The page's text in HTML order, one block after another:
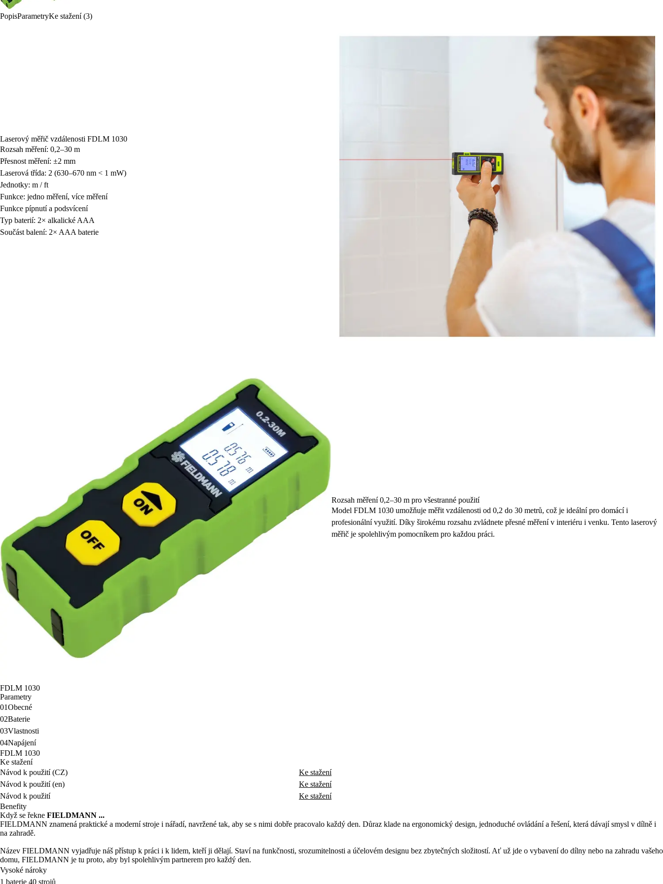
PopisParametryKe stažení (3)
Laserový měřič vzdálenosti FDLM 1030
Rozsah měření: 0,2–30 m
Přesnost měření: ±2 mm
Laserová třída: 2 (630–670 nm < 1 mW)
Jednotky: m / ft
Funkce: jedno měření, více měření
Funkce pípnutí a podsvícení
Typ baterií: 2× alkalické AAA
Součást balení: 2× AAA baterie
Rozsah měření 0,2–30 m pro všestranné použití
Model FDLM 1030 umožňuje měřit vzdálenosti od 0,2 do 30 metrů, což je ideální pro domácí i
profesionální využití. Díky širokému rozsahu zvládnete přesné měření v interiéru i venku. Tento laserový
měřič je spolehlivým pomocníkem pro každou práci.
FDLM 1030
Parametry
01Obecné
02Baterie
03Vlastnosti
04Napájení
FDLM 1030
Ke stažení
Návod k použití (CZ)
Ke stažení
Návod k použití (en)
Ke stažení
Návod k použití
Ke stažení
Benefity
Když se řekne FIELDMANN ...
FIELDMANN znamená praktické a moderní stroje i nářadí, navržené tak, aby se s nimi dobře pracovalo každý den. Důraz klade na ergonomický design, jednoduché ovládání a řešení, která dávají smysl v dílně i
na zahradě.
Název FIELDMANN vyjadřuje náš přístup k práci i k lidem, kteří ji dělají. Staví na funkčnosti, srozumitelnosti a účelovém designu bez zbytečných složitostí. Ať už jde o vybavení do dílny nebo na zahradu vašeho
domu, FIELDMANN je tu proto, aby byl spolehlivým partnerem pro každý den.
Vysoké nároky
1 baterie 40 strojů